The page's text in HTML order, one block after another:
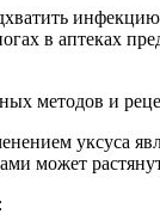
в аптеках
методов и
уксуса
может